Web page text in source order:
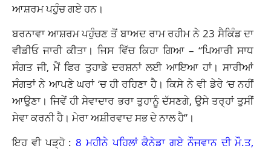
ਆਸ਼ਰਮ ਪਹੁੰਚ ਗਏ ਹਨ।
ਬਰਨਾਵਾ ਆਸ਼ਰਮ ਪਹੁੰਚਣ ਤੋਂ ਬਾਅਦ ਰਾਮ ਰਹੀਮ ਨੇ 23 ਸੈਕਿੰਡ ਦਾ
ਵੀਡੀਓ ਜਾਰੀ ਕੀਤਾ। ਜਿਸ ਵਿੱਚ ਕਿਹਾ ਗਿਆ – “ਪਿਆਰੀ ਸਾਧ
ਸੰਗਤ ਜੀ, ਮੈਂ ਫਿਰ ਤੁਹਾਡੇ ਦਰਸ਼ਨਾਂ ਲਈ ਆਇਆ ਹਾਂ। ਸਾਰੀਆਂ
ਸੰਗਤਾਂ ਨੇ ਆਪਣੇ ਘਰਾਂ ‘ਚ ਹੀ ਰਹਿਣਾ ਹੈ। ਕਿਸੇ ਨੇ ਵੀ ਡੇਰੇ ‘ਚ ਨਹੀਂ
ਆਉਣਾ। ਜਿਵੇਂ ਹੀ ਸੇਵਾਦਾਰ ਭਰਾ ਤੁਹਾਨੂੰ ਦੱਸਣਗੇ, ਉਸੇ ਤਰ੍ਹਾਂ ਤੁਸੀਂ
ਸੇਵਾ ਕਰਨੀ ਹੈ। ਮੇਰਾ ਅਸ਼ੀਰਵਾਦ ਸਭ ਦੇ ਨਾਲ ਹੈ”।
ਇਹ ਵੀ ਪੜ੍ਹੋ : 8 ਮਹੀਨੇ ਪਹਿਲਾਂ ਕੈਨੇਡਾ ਗਏ ਨੌਜਵਾਨ ਦੀ ਮੌ.ਤ,